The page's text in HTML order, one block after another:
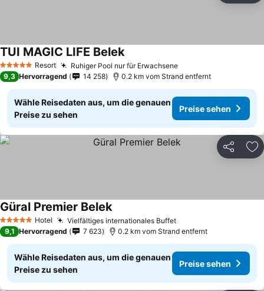
5 Sterne Resort Ruhiger Pool nur für Erwachsene
TUI MAGIC LIFE Belek
9,3 Hervorragend 14 258 0.2 km vom Strand entfernt
Wähle Reisedaten aus, um die genauen
Preise zu sehen
Preise sehen
Teilen
5 Sterne Hotel Vielfältiges internationales Buffet
Güral Premier Belek
9,1 Hervorragend 7 623 0.2 km vom Strand entfernt
Wähle Reisedaten aus, um die genauen
Preise zu sehen
Preise sehen